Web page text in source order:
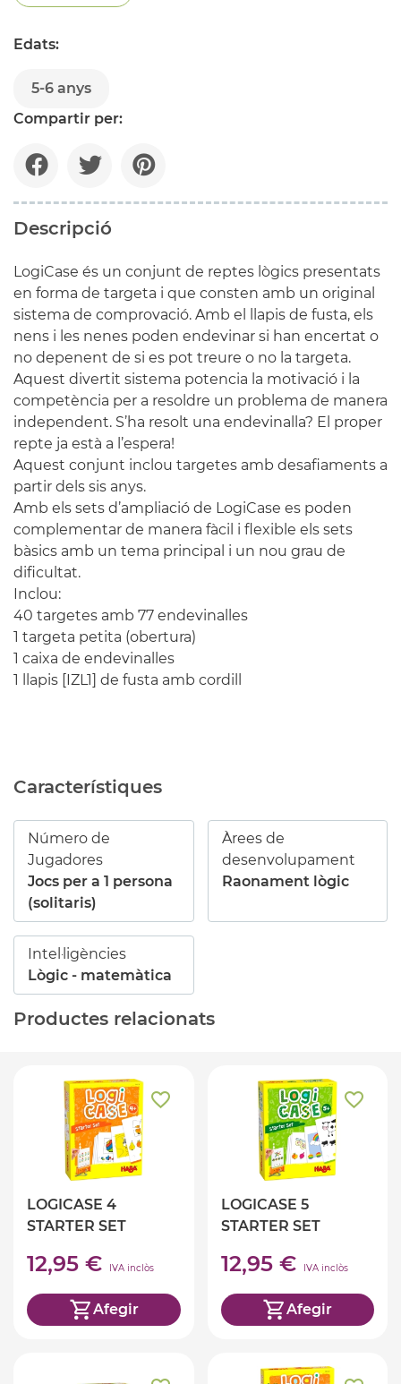
Edats:
5-6 anys
Compartir per:
Descripció
LogiCase és un conjunt de reptes lògics presentats
en forma de targeta i que consten amb un original
sistema de comprovació. Amb el llapis de fusta, els
nens i les nenes poden endevinar si han encertat o
no depenent de si es pot treure o no la targeta.
Aquest divertit sistema potencia la motivació i la
competència per a resoldre un problema de manera
independent. S’ha resolt una endevinalla? El proper
repte ja està a l’espera!
Aquest conjunt inclou targetes amb desafiaments a
partir dels sis anys.
Amb els sets d’ampliació de LogiCase es poden
complementar de manera fàcil i flexible els sets
bàsics amb un tema principal i un nou grau de
dificultat.
Inclou:
40 targetes amb 77 endevinalles
1 targeta petita (obertura)
1 caixa de endevinalles
1 llapis [IZL1] de fusta amb cordill
Característiques
Número de
Jugadores
Jocs per a 1 persona
(solitaris)
Àrees de
desenvolupament
Raonament lògic
Intel·ligències
Lògic - matemàtica
Productes relacionats
LOGICASE 4
STARTER SET
12,95 € IVA inclòs
Afegir
LOGICASE 5
STARTER SET
12,95 € IVA inclòs
Afegir